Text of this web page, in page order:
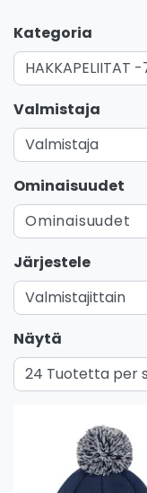
Kategoria
Valmistaja
Ominaisuudet
Ominaisuudet
Järjestele
Näytä